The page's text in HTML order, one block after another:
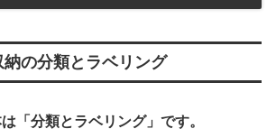
納の分類とラベリング
「分類とラベリング」です。